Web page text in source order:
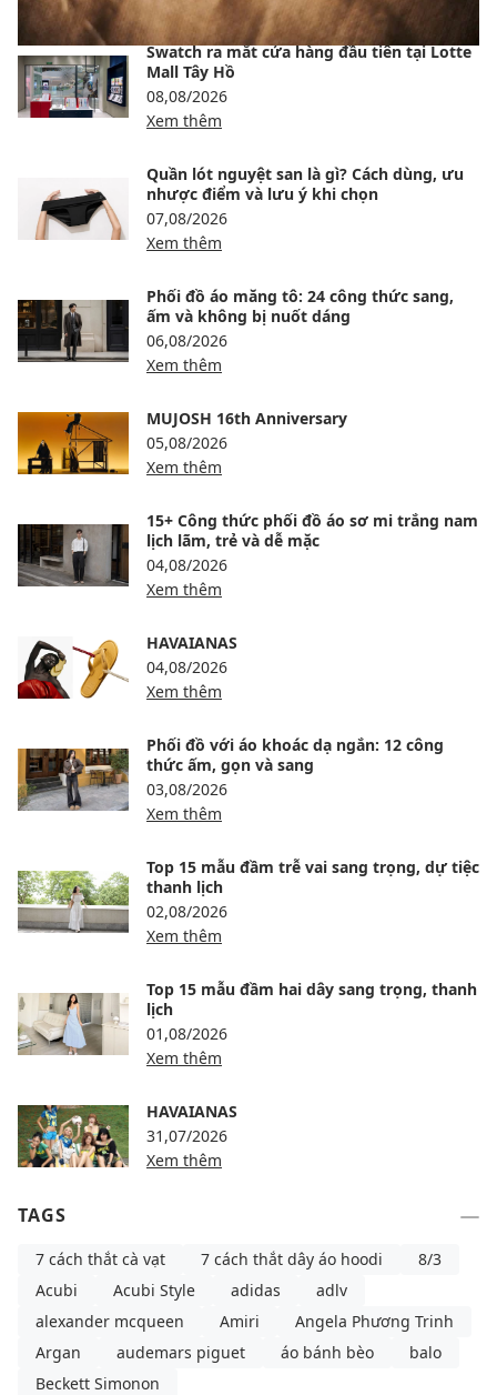
BÀI VIẾT NỔI BẬT
Swatch ra mắt cửa hàng đầu tiên tại Lotte
Mall Tây Hồ
08,08/2026
Xem thêm
Quần lót nguyệt san là gì? Cách dùng, ưu
nhược điểm và lưu ý khi chọn
07,08/2026
Xem thêm
Phối đồ áo măng tô: 24 công thức sang,
ấm và không bị nuốt dáng
06,08/2026
Xem thêm
MUJOSH 16th Anniversary
05,08/2026
Xem thêm
15+ Công thức phối đồ áo sơ mi trắng nam
lịch lãm, trẻ và dễ mặc
04,08/2026
Xem thêm
HAVAIANAS
04,08/2026
Xem thêm
Phối đồ với áo khoác dạ ngắn: 12 công
thức ấm, gọn và sang
03,08/2026
Xem thêm
Top 15 mẫu đầm trễ vai sang trọng, dự tiệc
thanh lịch
02,08/2026
Xem thêm
Top 15 mẫu đầm hai dây sang trọng, thanh
lịch
01,08/2026
Xem thêm
HAVAIANAS
31,07/2026
Xem thêm
TAGS
7 cách thắt cà vạt 7 cách thắt dây áo hoodi
8/3
Acubi
Acubi Style adidas
adlv
alexander mcqueen
Amiri
Angela Phương Trinh
Argan
audemars piguet áo bánh bèo
balo
Beckett Simonon